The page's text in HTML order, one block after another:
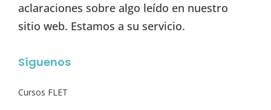
aclaraciones sobre algo leído en nuestro
sitio web. Estamos a su servicio.
Síguenos
Cursos FLET